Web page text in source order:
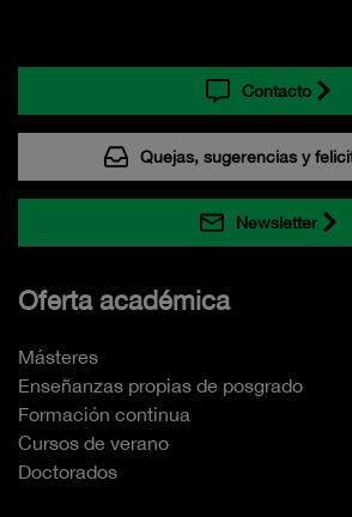
Contacto
Quejas, sugerencias y
Newsletter
Oferta académica
Másteres
Enseñanzas propias de posgrado
Formación continua
Cursos de verano
Doctorados